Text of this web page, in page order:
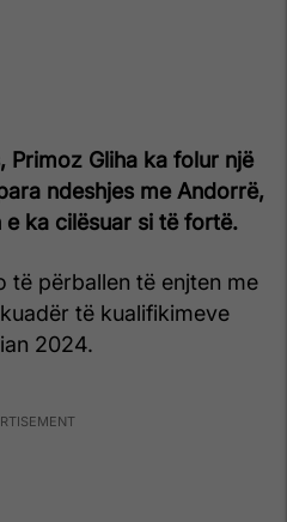
Primoz Gliha ka folur një
ndeshjes me Andorrë,
ka cilësuar si të fortë.
të përballen të enjten me
të kualifikimeve
2024.